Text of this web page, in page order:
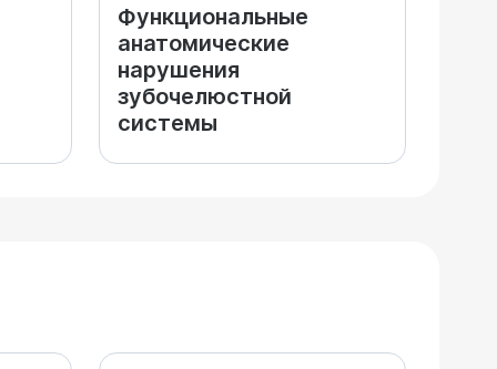
Функциональные
анатомические
нарушения
зубочелюстной
системы